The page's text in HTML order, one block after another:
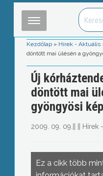
Kezdőlap » Hírek - Aktuális
döntött mai ülésén a
Új
döntött mai
gyöngyösi
2009. 09. 09. Hírek
Ez a cikk több